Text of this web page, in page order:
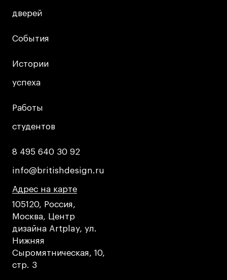
дверей
дверей
События
События
Истории
успеха
Истории
успеха
Работы
студентов
Работы
студентов
8 495 640 30 92
8 495 640 30 92
info@britishdesign.ru
info@britishdesign.ru
Адрес на карте
Адрес на карте
Адрес на карте
105120, Россия,
Москва, Центр
дизайна Artplay, ул.
Нижняя
Сыромятническая, 10,
стр. 3